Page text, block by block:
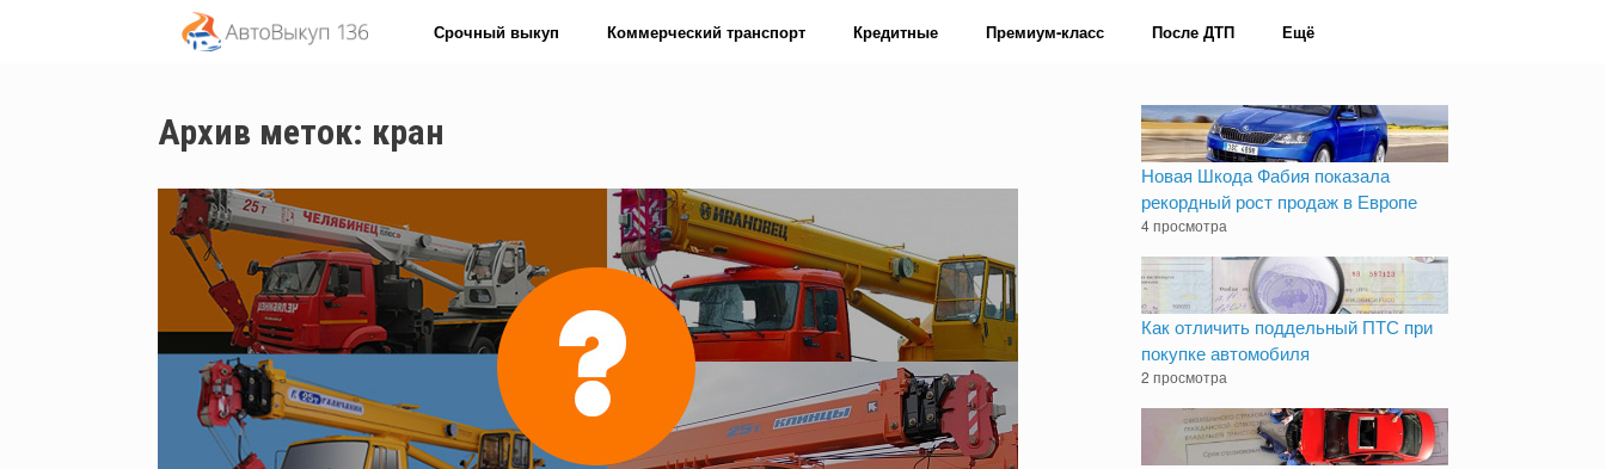
Срочный выкуп Коммерческий транспорт Кредитные Премиум-класс После ДТП Ещё
Архив меток: кран
Новая Шкода Фабия показала
рекордный рост продаж в Европе
4 просмотра
Как отличить поддельный ПТС при
покупке автомобиля
2 просмотра